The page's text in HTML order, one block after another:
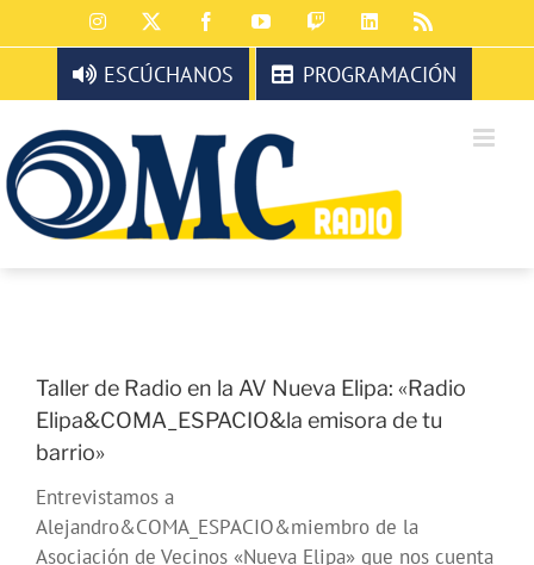
al
contenido
Instagram FacebookYouTubeTwitchLinkedIn
ESCÚCHANOS PROGRAMACIÓN
Taller de Radio en la AV Nueva Elipa: «Radio
Elipa&COMA_ESPACIO&la emisora de tu
barrio»
Entrevistamos a
Alejandro&COMA_ESPACIO&miembro de la
Asociación de Vecinos «Nueva Elipa» que nos cuenta